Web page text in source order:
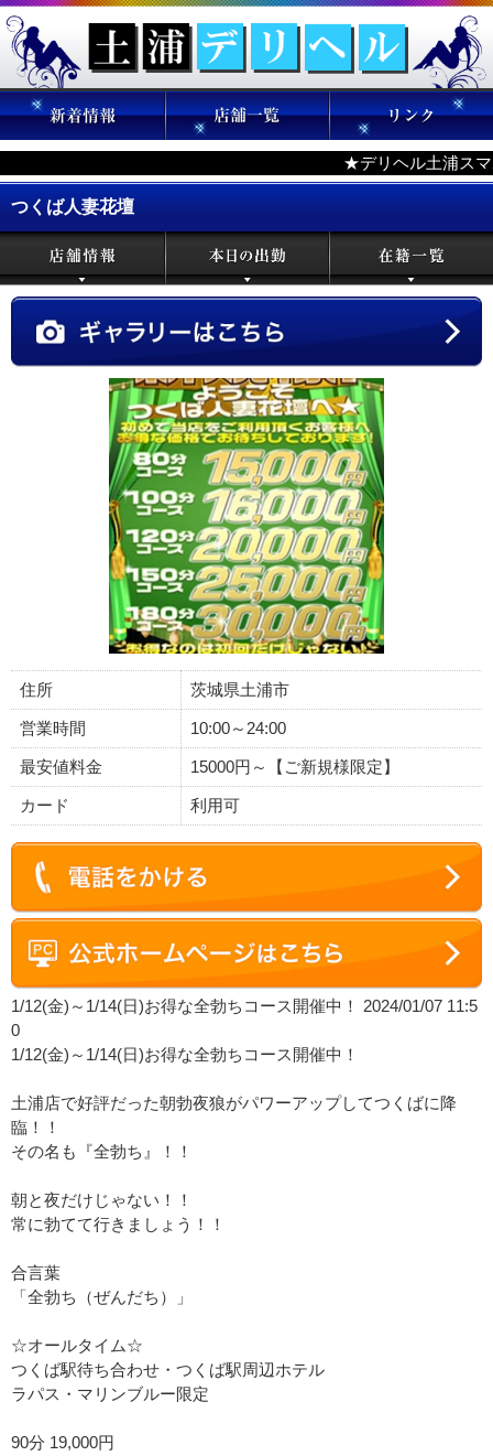
★デリヘル土浦スマホ
つくば人妻花壇
住所 茨城県土浦市
営業時間 10:00～24:00
最安値料金 15000円～【ご新規様限定】
カード 利用可
1/12(金)～1/14(日)お得な全勃ちコース開催中！ 2024/01/07 11:5
0
1/12(金)～1/14(日)お得な全勃ちコース開催中！
土浦店で好評だった朝勃夜狼がパワーアップしてつくばに降
臨！！
その名も『全勃ち』！！
朝と夜だけじゃない！！
常に勃てて行きましょう！！
合言葉
「全勃ち（ぜんだち）」
☆オールタイム☆
つくば駅待ち合わせ・つくば駅周辺ホテル
ラパス・マリンブルー限定
90分 19,000円